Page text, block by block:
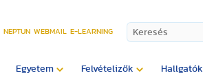
NEPTUN WEBMAIL E-LEARNING
Egyetem Felvételizők Hallgatók